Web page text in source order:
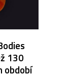
130
období